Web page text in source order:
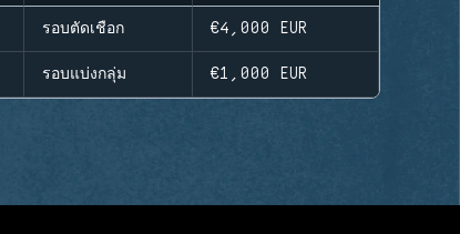
รอบตัดเชือก €4,000 EUR
รอบแบ่งกลุ่ม €1,000 EUR